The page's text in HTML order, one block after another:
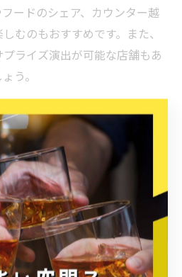
ードのシェア、カウンター越
むのもおすすめです。また、
ライズ演出が可能な店舗もあ
う。
盛り上がった」「貸切で気兼
もあり、思い出に残る時間を
ループでの利用時は、周囲へ
楽しみましょう。
佐賀県のバー選び